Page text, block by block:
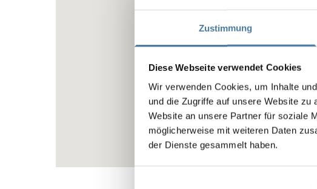
Zustimmung
Diese Webseite verwendet Cookies
Wir verwenden Cookies, um Inhalte
und die Zugriffe auf unsere Website
Website an unsere Partner für soziale
möglicherweise mit weiteren Daten
der Dienste gesammelt haben.